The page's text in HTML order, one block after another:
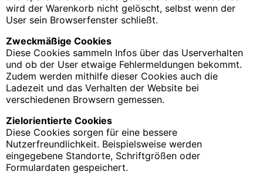
wird der Warenkorb nicht gelöscht, selbst wenn der
User sein Browserfenster schließt.
Zweckmäßige Cookies
Diese Cookies sammeln Infos über das Userverhalten
und ob der User etwaige Fehlermeldungen bekommt.
Zudem werden mithilfe dieser Cookies auch die
Ladezeit und das Verhalten der Website bei
verschiedenen Browsern gemessen.
Zielorientierte Cookies
Diese Cookies sorgen für eine bessere
Nutzerfreundlichkeit. Beispielsweise werden
eingegebene Standorte, Schriftgrößen oder
Formulardaten gespeichert.